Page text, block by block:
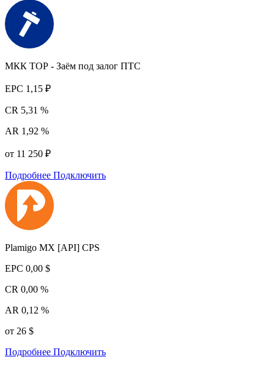
МКК ТОР - Заём под залог ПТС
EPC 1,15 ₽
CR 5,31 %
AR 1,92 %
от 11 250 ₽
Подробнее Подключить
Plamigo MX [API] CPS
EPC 0,00 $
CR 0,00 %
AR 0,12 %
от 26 $
Подробнее Подключить